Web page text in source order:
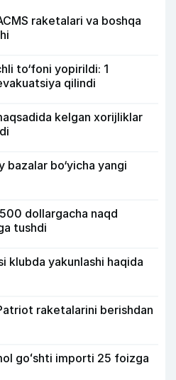
raketalari va boshqa
to‘foni yopirildi: 1
qilindi
kelgan xorijliklar
bazalar bo‘yicha yangi
dollargacha naqd
tushdi
klubda yakunlashi haqida
raketalarini berishdan
goʻshti importi 25 foizga